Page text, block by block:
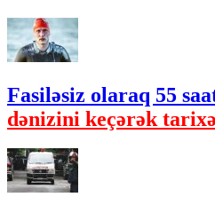
Fasiləsiz olaraq 55
dənizini keçərək